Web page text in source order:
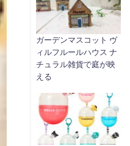
ガーデンマスコット ヴ
ィルフルールハウス ナ
チュラル雑貨で庭が映
える